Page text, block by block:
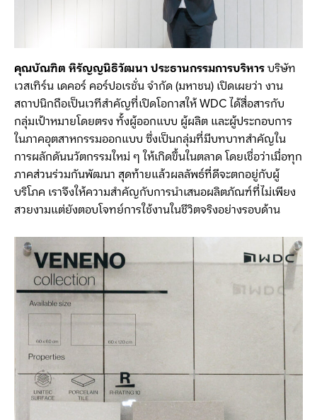
คุณบัณฑิต หิรัญญนิธิวัฒนา ประธานกรรมการบริหารบริษัท
เวสเทิร์น เดคอร์ คอร์ปอเรชั่น จำกัด (มหาชน) เปิดเผยว่า งาน
สถาปนิกถือเป็นเวทีสำคัญที่เปิดโอกาสให้ WDC ได้สื่อสารกับ
กลุ่มเป้าหมายโดยตรง ทั้งผู้ออกแบบ ผู้ผลิต และผู้ประกอบการ
ในภาคอุตสาหกรรมออกแบบ ซึ่งเป็นกลุ่มที่มีบทบาทสำคัญใน
การผลักดันนวัตกรรมใหม่ ๆ ให้เกิดขึ้นในตลาด โดยเชื่อว่าเมื่อทุก
ภาคส่วนร่วมกันพัฒนา สุดท้ายแล้วผลลัพธ์ที่ดีจะตกอยู่กับผู้
บริโภค เราจึงให้ความสำคัญกับการนำเสนอผลิตภัณฑ์ที่ไม่เพียง
สวยงามแต่ยังตอบโจทย์การใช้งานในชีวิตจริงอย่างรอบด้าน